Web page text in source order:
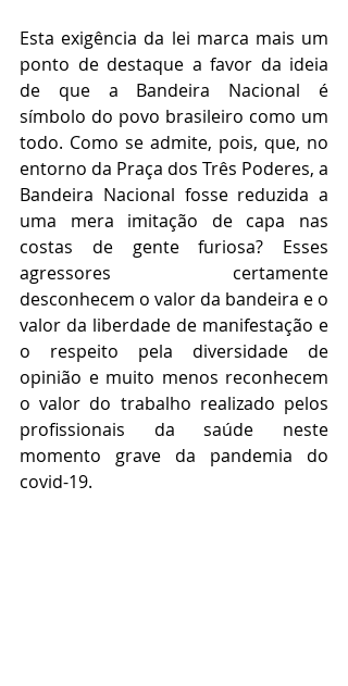
Esta exigência da lei marca mais um
ponto de destaque a favor da ideia
de que a Bandeira Nacional é
símbolo do povo brasileiro como um
todo. Como se admite, pois, que, no
entorno da Praça dos Três Poderes, a
Bandeira Nacional fosse reduzida a
uma mera imitação de capa nas
costas de gente furiosa? Esses
agressores certamente
desconhecem o valor da bandeira e o
valor da liberdade de manifestação e
o respeito pela diversidade de
opinião e muito menos reconhecem
o valor do trabalho realizado pelos
profissionais da saúde neste
momento grave da pandemia do
covid-19.